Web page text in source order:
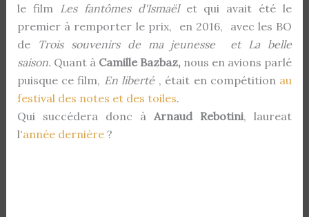
le film
Les fantômes d'Ismaël et qui avait été le
premier à remporter le prix, en 2016, avec les BO
deTrois souvenirs de ma jeunesse et La belle
saison. Quant à Camille Bazbaz, nous en avions parlé
puisque ce film, En liberté, était en compétition au
festival des notes et des toiles.
Qui succédera donc àArnaud Rebotini, laureat
l'année dernière ?